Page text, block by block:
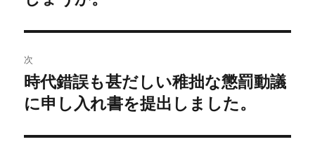
シ
ョ
ン
次
次
の
稿:
時代錯誤も甚だしい稚拙な懲罰動議
に申し入れ書を提出しました。